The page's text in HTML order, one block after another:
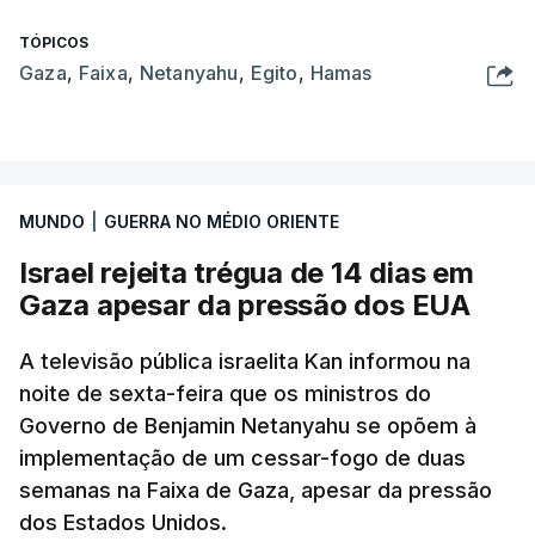
TÓPICOS
Gaza, Faixa, Netanyahu, Egito, Hamas
MUNDO GUERRA NO MÉDIO ORIENTE
Israel rejeita trégua de 14 dias em
Gaza apesar da pressão dos EUA
A televisão pública israelita Kan informou na
noite de sexta-feira que os ministros do
Governo de Benjamin Netanyahu se opõem à
implementação de um cessar-fogo de duas
semanas na Faixa de Gaza, apesar da pressão
dos Estados Unidos.